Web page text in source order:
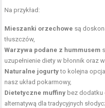
Na przykład:
Mieszanki orzechowe są
tłuszczów,
Warzywa podane z hummusem
uzupełnienie diety w błonnik oraz
Naturalne jogurtyto kolejna
nasz układ pokarmowy,
Dietetyczne muffiny bez dodatku
alternatywą dla tradycyjnych